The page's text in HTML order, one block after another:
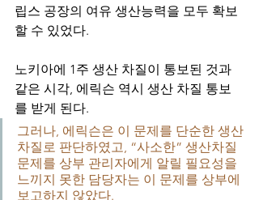
립스 공장의 여유 생산능력을 모두 확보
할 수 있었다.
노키아에 1주 생산 차질이 통보된 것과
같은 시각, 에릭슨 역시 생산 차질 통보
를 받게 된다.
그러나, 에릭슨은 이 문제를 단순한 생산
차질로 판단하였고, “사소한” 생산차질
문제를 상부 관리자에게 알릴 필요성을
느끼지 못한 담당자는 이 문제를 상부에
보고하지 않았다.